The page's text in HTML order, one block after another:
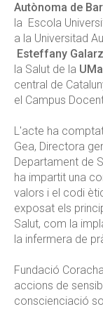
Autònoma de
la Escola
a la Universitad
Esteffany
la Salut de la
central de
el Campus
L'acte ha
Gea, Directora
Departament de
ha impartit una
valors i el codi
exposat els
Salut, com la
la infermera de
Fundació
accions de
conscienciació